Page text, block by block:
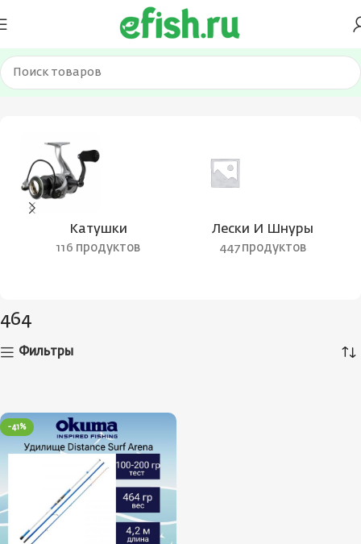
Главная Товар Вес удилища 464
Катушки
116 продуктов
Лески И Шнуры
447 продуктов
464
Фильтры
-41%